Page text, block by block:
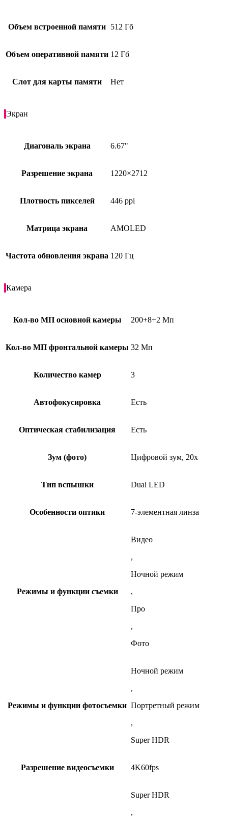
Объем встроенной памяти 512 Гб
Объем оперативной памяти 12 Гб
Слот для карты памяти Нет
Экран
Диагональ экрана 6.67"
Разрешение экрана 1220×2712
Плотность пикселей 446 ppi
Матрица экрана AMOLED
Частота обновления экрана 120 Гц
Камера
Кол-во МП основной камеры 200+8+2 Мп
Кол-во МП фронтальной камеры 32 Мп
Количество камер 3
Автофокусировка Есть
Оптическая стабилизация Есть
Зум (фото) Цифровой зум, 20x
Тип вспышки Dual LED
Особенности оптики 7-элементная линза
Режимы и функции съемки
Видео
,
Ночной режим
,
Про
,
Фото
Режимы и функции фотосъемки
Ночной режим
,
Портретный режим
,
Super HDR
Разрешение видеосъемки 4K60fps
Super HDR
,